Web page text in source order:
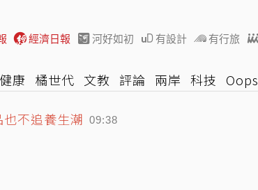
經濟日報 河好如初 有設計 有行旅
健康 橘世代 文教 評論 兩岸 科技 Oops
不追養生潮